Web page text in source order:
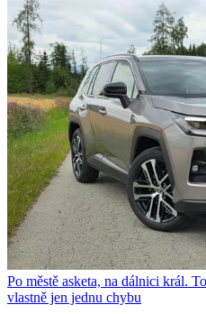
Po městě asketa, na dálnici král.
vlastně jen jednu chybu